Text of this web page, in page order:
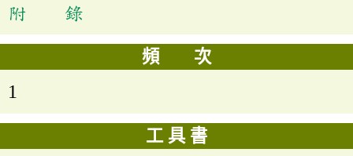
附 錄
頻 次
1
工 具 書